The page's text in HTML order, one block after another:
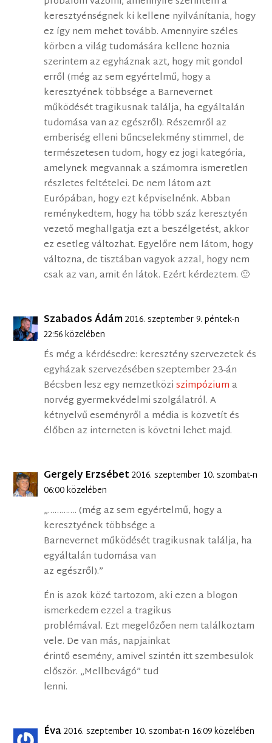
keresztyénségnek ki kellene nyilvánítania, hogy
ez így nem mehet tovább. Amennyire széles
körben a világ tudomására kellene hoznia
szerintem az egyháznak azt, hogy mit gondol
erről (még az sem egyértelmű, hogy a
keresztyének többsége a Barnevernet
működését tragikusnak találja, ha egyáltalán
tudomása van az egészről). Részemről az
emberiség elleni bűncselekmény stimmel, de
természetesen tudom, hogy ez jogi kategória,
amelynek megvannak a számomra ismeretlen
részletes feltételei. De nem látom azt
Európában, hogy ezt képviselnénk. Abban
reménykedtem, hogy ha több száz keresztyén
vezető meghallgatja ezt a beszélgetést, akkor
ez esetleg változhat. Egyelőre nem látom, hogy
változna, de tisztában vagyok azzal, hogy nem
csak az van, amit én látok. Ezért kérdeztem. 🙂
Szabados Ádám2016. szeptember 9. péntek-n
22:56 közelében
És még a kérdésedre: keresztény szervezetek és
egyházak szervezésében szeptember 23-án
Bécsben lesz egy nemzetköziszimpóziuma
norvég gyermekvédelmi szolgálatról. A
kétnyelvű eseményről a média is közvetít és
élőben az interneten is követni lehet majd.
Gergely Erzsébet2016. szeptember 10. szombat-n
06:00 közelében
„…………. (még az sem egyértelmű, hogy a
keresztyének többsége a
Barnevernet működését tragikusnak találja, ha
egyáltalán tudomása van
az egészről).”
Én is azok közé tartozom, aki ezen a blogon
ismerkedem ezzel a tragikus
problémával. Ezt megelőzően nem találkoztam
vele. De van más, napjainkat
érintő esemény, amivel szintén itt szembesülök
először. „Mellbevágó” tud
lenni.
Éva2016. szeptember 10. szombat-n 16:09 közelében